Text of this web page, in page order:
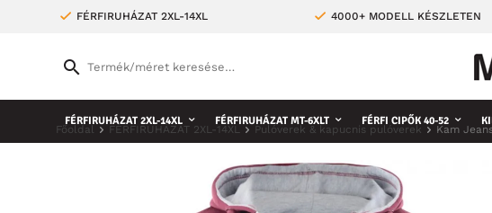
FÉRFIRUHÁZAT 2XL-14XL 4000+ MODELL KÉSZLETEN
FÉRFIRUHÁZAT 2XL-14XL FÉRFIRUHÁZAT MT-6XLT FÉRFI CIPŐK 40-52
Főoldal FÉRFIRUHÁZAT 2XL-14XL Pulóverek & kapucnis pulóverek Kam